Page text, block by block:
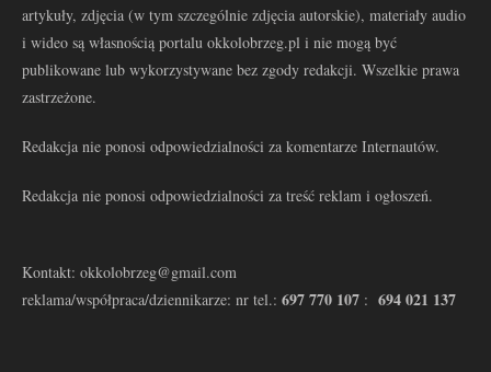
artykuły, zdjęcia (w tym szczególnie zdjęcia autorskie), materiały audio
i wideo są własnością portalu okkolobrzeg.pl i nie mogą być
publikowane lub wykorzystywane bez zgody redakcji. Wszelkie prawa
zastrzeżone.
Redakcja nie ponosi odpowiedzialności za komentarze Internautów.
Redakcja nie ponosi odpowiedzialności za treść reklam i ogłoszeń.
Kontakt: okkolobrzeg@gmail.com
reklama/współpraca/dziennikarze: nr tel.: 697 770 107 : 694 021 137